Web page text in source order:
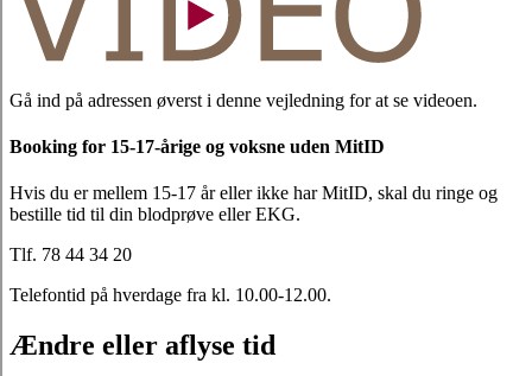
Gå ind på adressen øverst i denne vejledning for at se videoen.
Booking for 15-17-årige og voksne uden MitID
Hvis du er mellem 15-17 år eller ikke har MitID, skal du ringe og
bestille tid til din blodprøve eller EKG.
Tlf. 78 44 34 20
Telefontid på hverdage fra kl. 10.00-12.00.
Ændre eller aflyse tid